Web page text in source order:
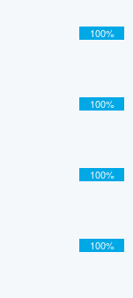
100%
100%
100%
100%